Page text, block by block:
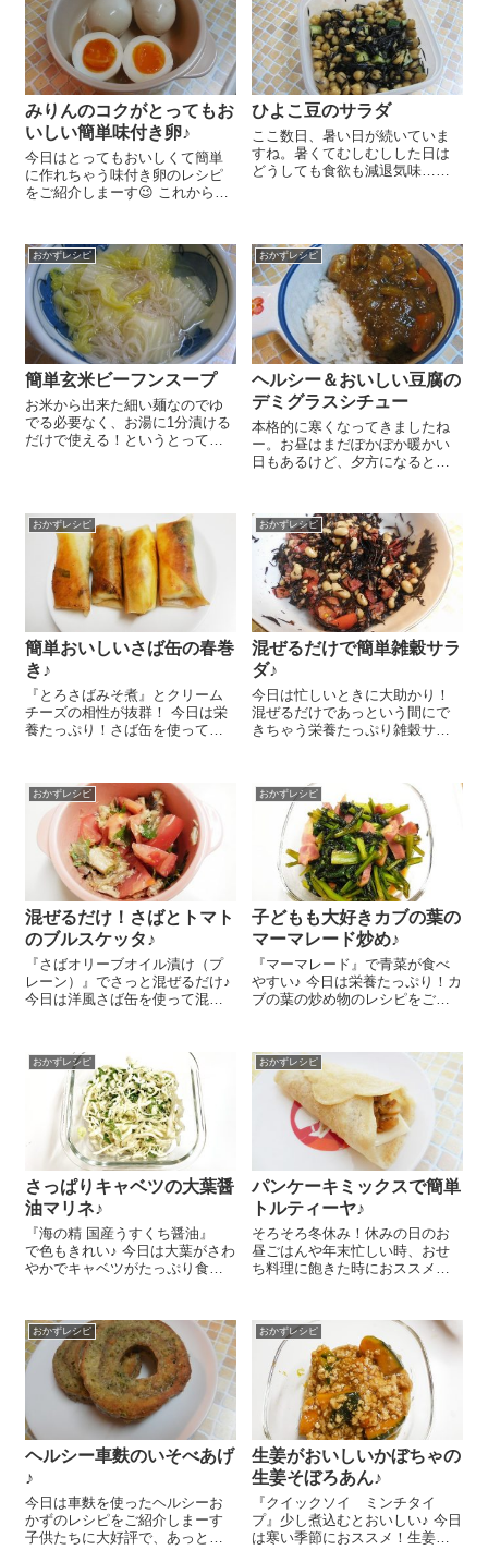
みりんのコクがとってもお
いしい簡単味付き卵♪
今日はとってもおいしくて簡単
に作れちゃう味付き卵のレシピ
をご紹介しまーす😉 これからの
よ～♪ 小鍋にお湯を沸かし、沸騰
したら卵をお玉などでそーっと
入れて6～8分茹でてゆで卵を作
り...
ひよこ豆のサラダ
ここ数日、暑い日が続いていま
すね。暑くてむしむしした日は
どうしても食欲も減退気味…。
一晩3倍量の水につけてから...
おかずレシピ
簡単玄米ビーフンスープ
お米から出来た細い麺なのでゆ
でる必要なく、お湯に1分漬ける
だけで使える！というとっても
たスープに入れたらそのまま食
べられるんでな...
おかずレシピ
ヘルシー＆おいしい豆腐の
デミグラスシチュー
本格的に寒くなってきましたね
ー。お昼はまだぽかぽか暖かい
日もあるけど、夕方になると急
煮込みものや鍋、シチューなど
などあったかーいメニューばか
り思い浮かんじゃう私です(*'▽')
...
おかずレシピ
簡単おいしいさば缶の春巻
き♪
『とろさばみそ煮』とクリーム
チーズの相性が抜群！ 今日は栄
養たっぷり！さば缶を使って春
さばみそ煮』 1/4、個包装のク
リームチーズ 1個を半分にして
縦長にの...
おかずレシピ
混ぜるだけで簡単雑穀サラ
ダ♪
今日は忙しいときに大助かり！
混ぜるだけであっという間にで
きちゃう栄養たっぷり雑穀サラ
穀・10種』。その名の通り、も
ち大麦、大豆、小豆、発芽玄
米、黒米、赤米などなど10種類
の雑穀を柔らか...
おかずレシピ
混ぜるだけ！さばとトマト
のブルスケッタ♪
『さばオリーブオイル漬け（プ
レーン）』でさっと混ぜるだけ♪
今日は洋風さば缶を使って混ぜ
ま～す😉 トマト 中1個は1㎝角
に切ります。大葉 5枚は一口大
にちぎりま...
おかずレシピ
子どもも大好きカブの葉の
マーマレード炒め♪
『マーマレード』で青菜が食べ
やすい♪ 今日は栄養たっぷり！カ
ブの葉の炒め物のレシピをご紹
束分の葉を洗って4㎝くらいの長
さに、ベーコン 4枚分を5㎜幅
に切り...
おかずレシピ
さっぱりキャベツの大葉醤
油マリネ♪
『海の精 国産うすくち醤油』
で色もきれい♪ 今日は大葉がさわ
やかでキャベツがたっぷり食べ
キャベツ ２００gくらい、大
葉 15枚は千切りにして合わせ
ます。ここ...
おかずレシピ
パンケーキミックスで簡単
トルティーヤ♪
そろそろ冬休み！休みの日のお
昼ごはんや年末忙しい時、おせ
ち料理に飽きた時におススメの
クスを使うのでとっても簡単
～！ ボールに『パンケーキ ネ
オハイミックス砂糖使用（レギ
ュラー）...
おかずレシピ
ヘルシー車麩のいそべあげ
♪
今日は車麩を使ったヘルシーお
かずのレシピをご紹介しまーす
子供たちに大好評で、あっとい
おかずレシピ
生姜がおいしいかぼちゃの
生姜そぼろあん♪
『クイックソイ ミンチタイ
プ』少し煮込むとおいしい♪ 今日
は寒い季節におススメ！生姜が